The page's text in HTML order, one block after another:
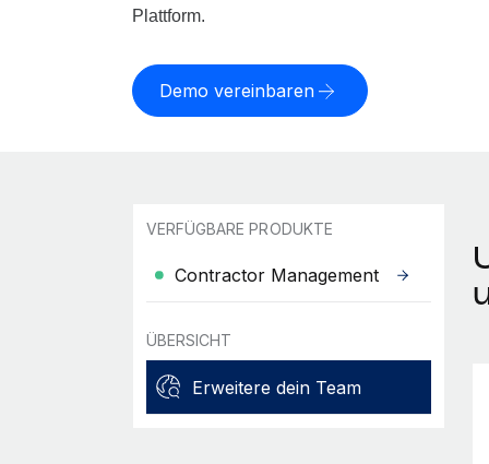
Plattform.
Demo vereinbaren
VERFÜGBARE PRODUKTE
Contractor Management
ÜBERSICHT
Erweitere dein Team